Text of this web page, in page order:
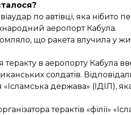
по автівці, яка нібито
аеропорт Кабула.
що ракета влучила у
в аеропорту Кабула
солдатів.
держава» (ІДІЛ), яка
терактів «філії»